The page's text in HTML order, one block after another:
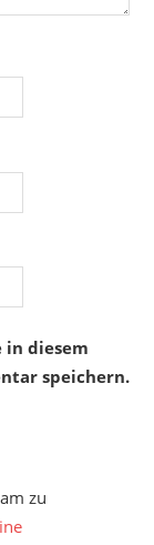
in diesem
speichern.
zu